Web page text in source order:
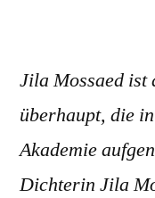
Jila Mossaed
überhaupt, die
Akademie
Dichterin Jila